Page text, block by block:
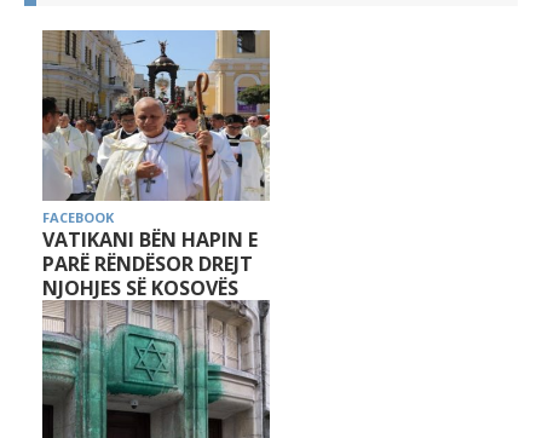
FACEBOOK
VATIKANI BËN HAPIN E
PARË RËNDËSOR DREJT
NJOHJES SË KOSOVËS